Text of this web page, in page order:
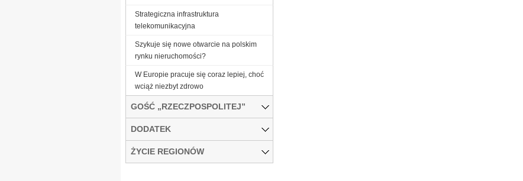
Strategiczna infrastruktura
telekomunikacyjna
Szykuje się nowe otwarcie na polskim
rynku nieruchomości?
W Europie pracuje się coraz lepiej, choć
wciąż niezbyt zdrowo
GOŚĆ „RZECZPOSPOLITEJ”
DODATEK
ŻYCIE REGIONÓW